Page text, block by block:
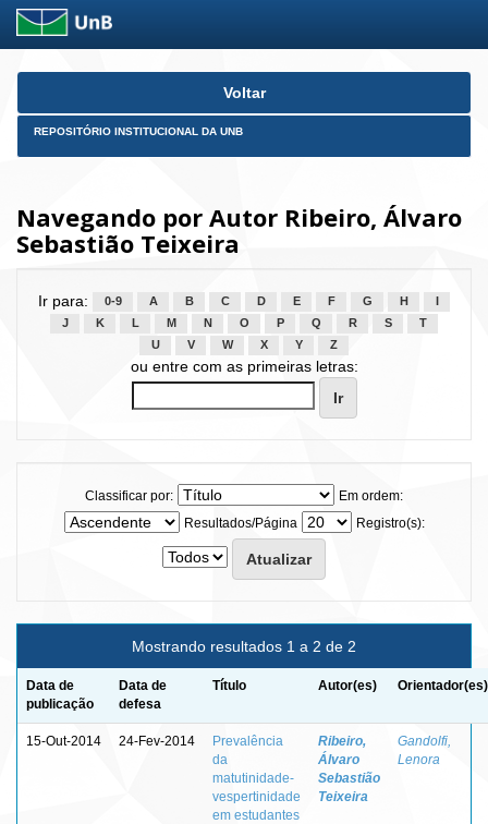
Skip
Voltar
REPOSITÓRIO INSTITUCIONAL DA UNB
Navegando por Autor Ribeiro, Álvaro
Sebastião Teixeira
Ir para: 0-9 A B C D E F G H
J
K L M N O P Q R S
T
U
V W X Y Z
ou entre com as primeiras letras:
Classificar por:
Em ordem:
Resultados/Página
Registro(s):
Mostrando resultados 1 a 2 de 2
Data de
publicação
Data de
defesa
Título Autor(es) Orientador(es)
15-Out-2014 24-Fev-2014
Prevalência
da
matutinidade-
vespertinidade
em estudantes
Ribeiro,
Álvaro
Sebastião
Teixeira
Gandolfi,
Lenora